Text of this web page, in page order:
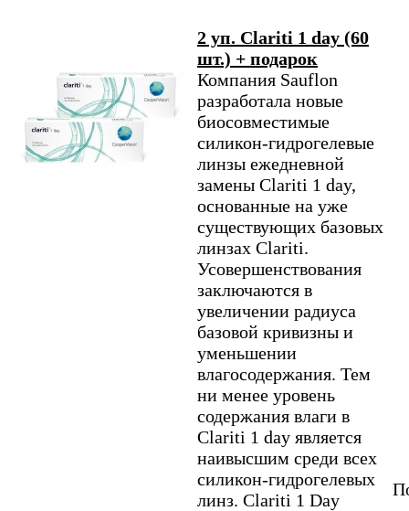
2 уп. Clariti 1 day (60
шт.) + подарок
Компания Sauflon
разработала новые
биосовместимые
силикон-гидрогелевые
линзы ежедневной
замены Clariti 1 day,
основанные на уже
существующих базовых
линзах Clariti.
Усовершенствования
заключаются в
увеличении радиуса
базовой кривизны и
уменьшении
влагосодержания. Тем
ни менее уровень
содержания влаги в
Clariti 1 day является
наивысшим среди всех
силикон-гидрогелевых
линз. Clariti 1 Day